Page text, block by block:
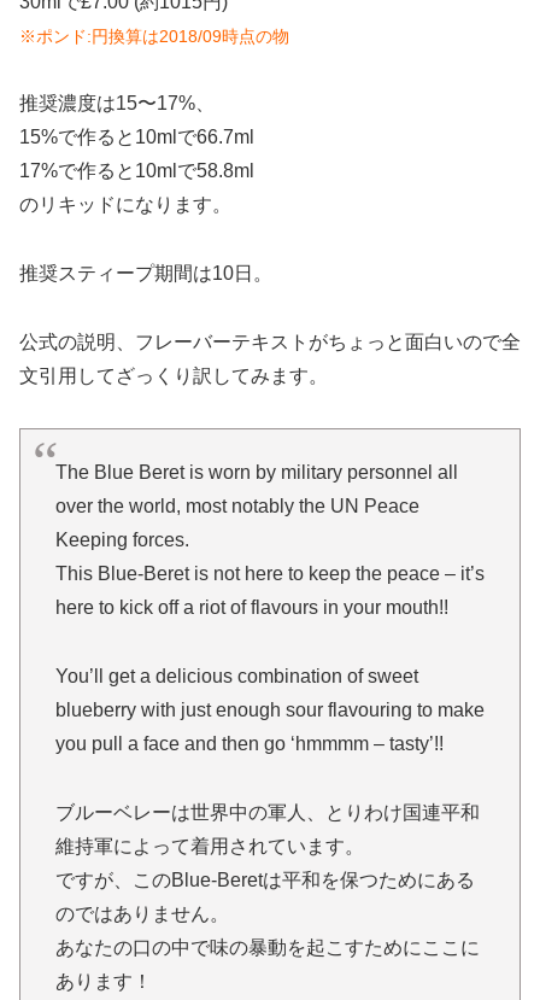
※ポンド:円換算は2018/09時点の物
推奨濃度は15〜17%、
15%で作ると10mlで66.7ml
17%で作ると10mlで58.8ml
のリキッドになります。
推奨スティープ期間は10日。
公式の説明、フレーバーテキストがちょっと面白いので全
文引用してざっくり訳してみます。
The Blue Beret is worn by military personnel all
over the world, most notably the UN Peace
Keeping forces.
This Blue-Beret is not here to keep the peace – it’s
here to kick off a riot of flavours in your mouth!!
You’ll get a delicious combination of sweet
blueberry with just enough sour flavouring to make
you pull a face and then go ‘hmmmm – tasty’!!
ブルーベレーは世界中の軍人、とりわけ国連平和
維持軍によって着用されています。
ですが、このBlue-Beretは平和を保つためにある
のではありません。
あなたの口の中で味の暴動を起こすためにここに
あります！